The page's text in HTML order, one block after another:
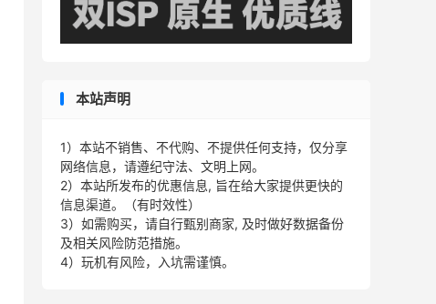
本站声明
1）本站不销售、不代购、不提供任何支持，仅分享
网络信息，请遵纪守法、文明上网。
2）本站所发布的优惠信息, 旨在给大家提供更快的
信息渠道。（有时效性）
3）如需购买，请自行甄别商家, 及时做好数据备份
及相关风险防范措施。
4）玩机有风险，入坑需谨慎。